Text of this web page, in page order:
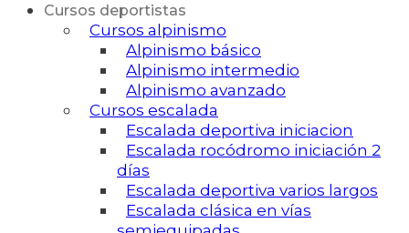
Cursos deportistas
Cursos alpinismo
Alpinismo básico
Alpinismo intermedio
Alpinismo avanzado
Cursos escalada
Escalada deportiva iniciacion
Escalada rocódromo iniciación 2
días
Escalada deportiva varios largos
Escalada clásica en vías